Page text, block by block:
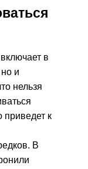
в
и
нельзя
приведет к
В